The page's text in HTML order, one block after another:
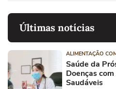
Últimas notícias
ALIMENTAÇÃO
Saúde da
Doenças
Saudáveis